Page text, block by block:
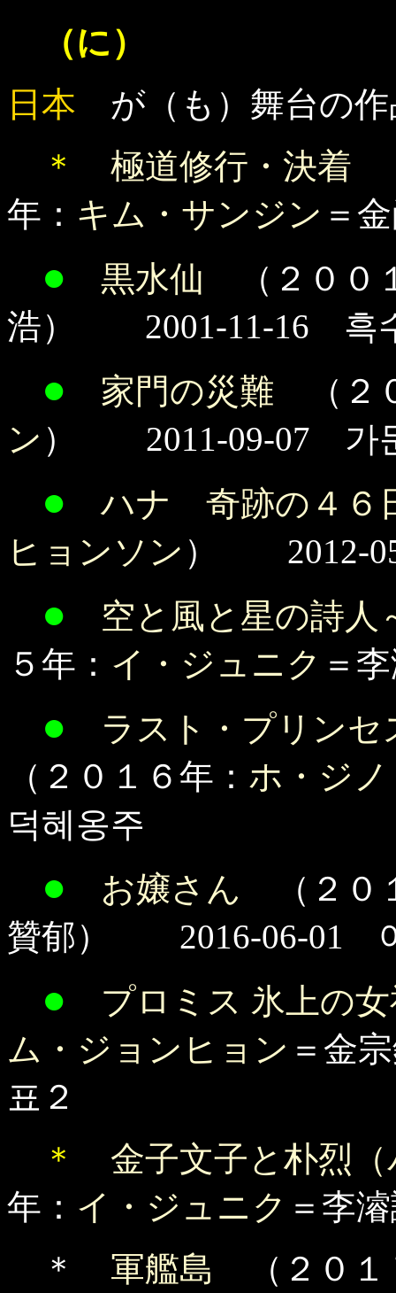
（に）
日本 が（も）舞台の作
＊
極道修行・決着
年： キム・サンジン ＝
● 黒水仙 （２００
浩） 2001-11-16 흑
● 家門の災難 （２
ン ） 2011-09-07 가문
●
ハナ 奇跡の４６
ヒョンソン ） 2012-
●
空と風と星の詩人
５年： イ・ジュニク ＝
●
ラスト・プリンセ
（２０１６年： ホ・ジノ
덕혜옹주
● お嬢さん （２０
贊郁） 2016-06-01
●
プロミス 氷上の
ム・ジョンヒョン ＝金
표２
＊
金子文子と朴烈
年： イ・ジュニク ＝李
＊ 軍艦島 （２０１